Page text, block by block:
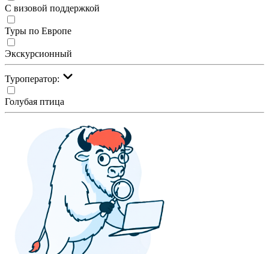
С визовой поддержкой
Туры по Европе
Экскурсионный
Туроператор:
Голубая птица